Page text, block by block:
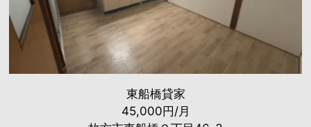
東船橋貸家
45,000円/月